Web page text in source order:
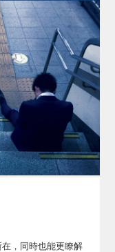
，同時也能更瞭解